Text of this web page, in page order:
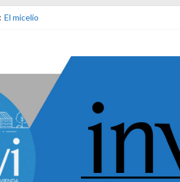
El micelio
¿Qué es el habitar? Sesión 1 de ciclo de
El derecho a habitar